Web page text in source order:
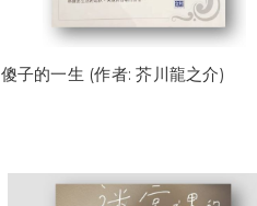
傻子的一生 (作者: 芥川龍之介)